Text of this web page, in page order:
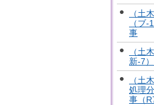
（土
（ブ
事
（土
新-7
（土
処理
事（